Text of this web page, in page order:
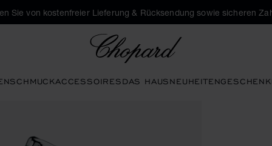
Sie von kostenfreier Lieferung & Rücksendung sowie sicheren
SCHMUCKACCESSOIRESDAS HAUSNEUHEITEN